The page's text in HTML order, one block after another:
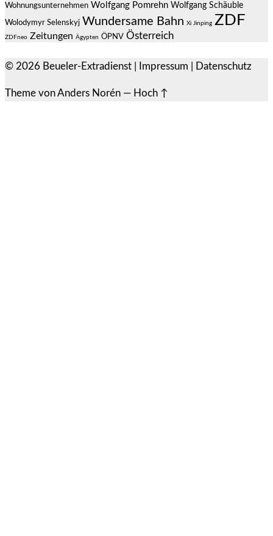
Wohnungsunternehmen Wolfgang Pomrehn Wolfgang Schäuble
Wolodymyr Selenskyj Wundersame Bahn Xi Jinping ZDF
ZDFneo Zeitungen Ägypten ÖPNV Österreich
© 2026 Beueler-Extradienst Impressum Datenschutz
Theme vonAnders Norén — Hoch ↑